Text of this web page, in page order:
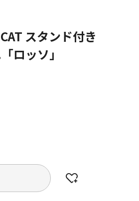
スタンド付き
ロッソ」